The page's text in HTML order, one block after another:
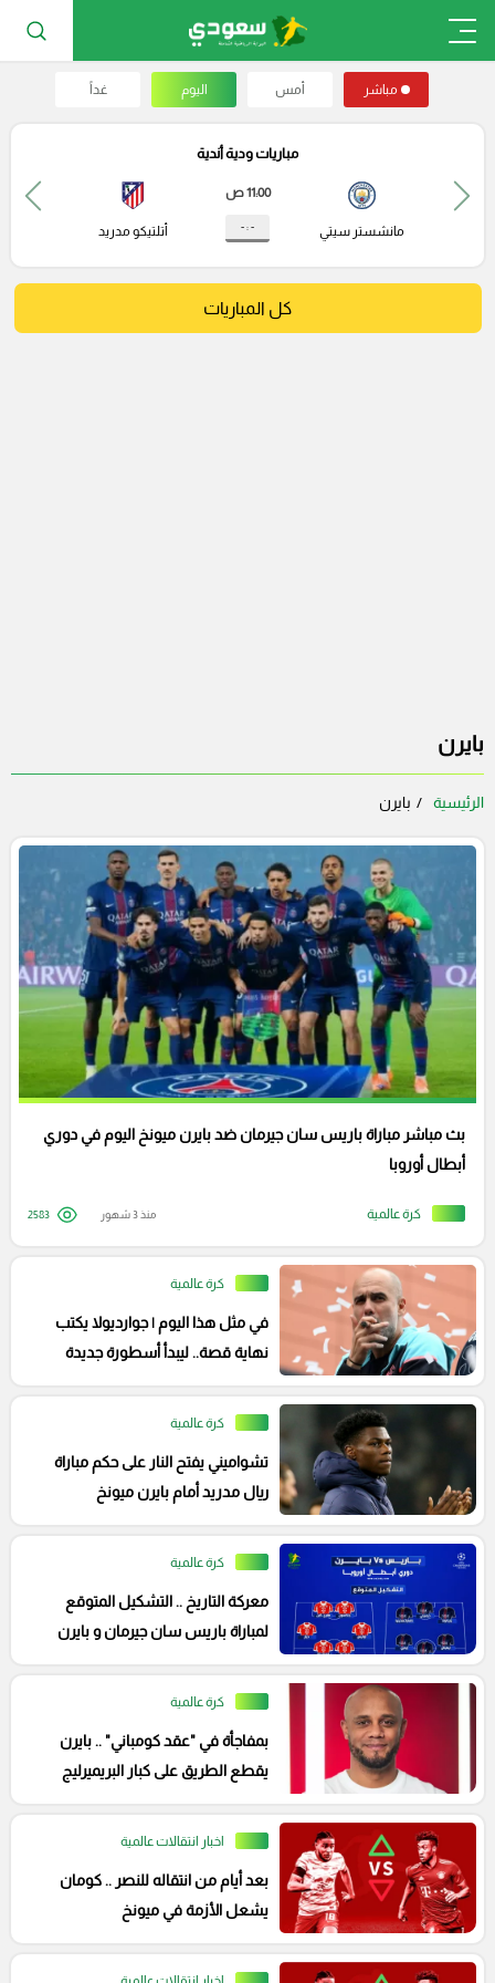
مباشر أمس اليوم غداً
مباريات ودية أندية
مانشستر سيتي
11:00 ص
- : - أتلتيكو مدريد
كل المباريات
بايرن
الرئيسية بايرن
كرة عالمية
بث مباشر مباراة باريس سان جيرمان ضد بايرن ميونخ اليوم في دوري
أبطال أوروبا
منذ 3 شهور 2583
كرة عالمية
في مثل هذا اليوم | جوارديولا يكتب
نهاية قصة.. ليبدأ أسطورة جديدة
كرة عالمية
تشواميني يفتح النار على حكم مباراة
ريال مدريد أمام بايرن ميونخ
كرة عالمية
معركة التاريخ .. التشكيل المتوقع
لمباراة باريس سان جيرمان و بايرن
الناقلة
كرة عالمية
بمفاجأة في "عقد كومباني" .. بايرن
يقطع الطريق على كبار البريميرليج
اخبار انتقالات عالمية
بعد أيام من انتقاله للنصر .. كومان
يشعل الأزمة في ميونخ